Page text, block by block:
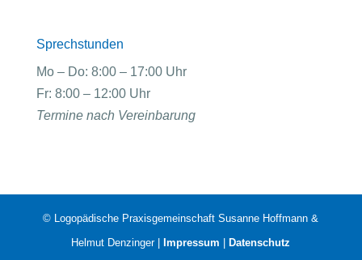
Sprechstunden
Mo – Do: 8:00 – 17:00 Uhr
Fr: 8:00 – 12:00 Uhr
Termine nach Vereinbarung
© Logopädische Praxisgemeinschaft Susanne Hoffmann &
Helmut Denzinger |
Impressum Datenschutz